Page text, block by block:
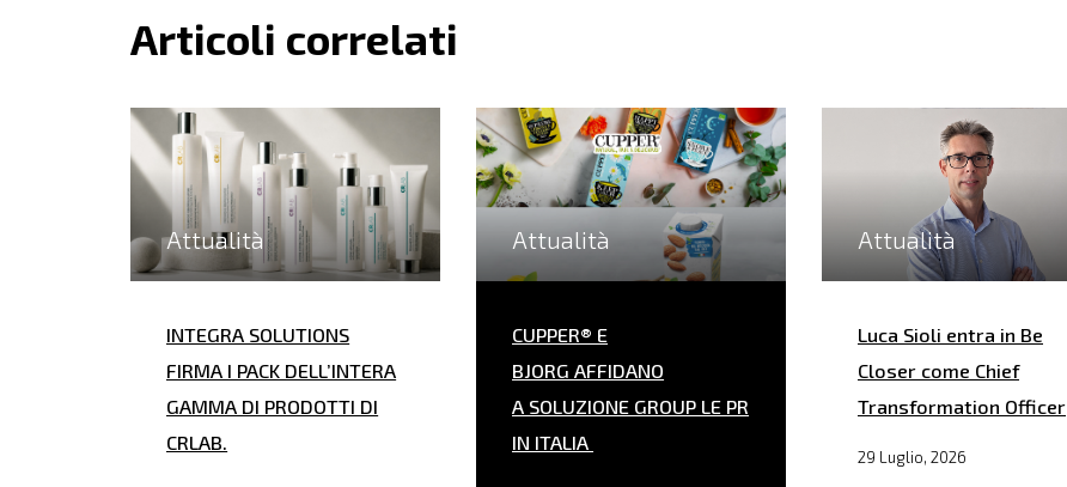
Articoli correlati
Attualità
INTEGRA SOLUTIONS
FIRMA I PACK DELL’INTERA
GAMMA DI PRODOTTI DI
CRLAB.
Attualità
CUPPER® E
BJORG AFFIDANO
A SOLUZIONE GROUP LE PR
IN ITALIA
Attualità
Luca Sioli entra in Be
Closer come Chief
Transformation Officer
29 Luglio, 2026